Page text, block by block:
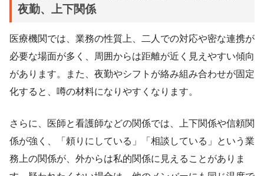
夜勤、上下関係
医療機関では、業務の性質上、二人での対応や密な連携が
必要な場面が多く、周囲からは距離が近く見えやすい傾向
があります。また、夜勤やシフトが絡み組み合わせが固定
化すると、噂の材料になりやすくなります。
さらに、医師と看護師などの関係では、上下関係や信頼関
係が強く、「頼りにしている」「相談している」という業
務上の関係が、外からは私的関係に見えることがありま